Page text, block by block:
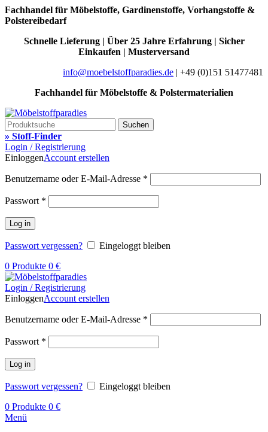
Fachhandel für Möbelstoffe, Gardinenstoffe, Vorhangstoffe &
Polstereibedarf
Schnelle Lieferung | Über 25 Jahre Erfahrung | Sicher
Einkaufen | Musterversand
info@moebelstoffparadies.de | +49 (0)151 51477481
Fachhandel für Möbelstoffe & Polstermaterialien
Suchen
» Stoff-Finder
Login / Registrierung
EinloggenAccount erstellen
Benutzername oder E-Mail-Adresse *
Passwort *
Log in
Passwort vergessen?
Eingeloggt bleiben
0 Produkte 0 €
Login / Registrierung
EinloggenAccount erstellen
Benutzername oder E-Mail-Adresse *
Passwort *
Log in
Passwort vergessen?
Eingeloggt bleiben
0 Produkte 0 €
Menü